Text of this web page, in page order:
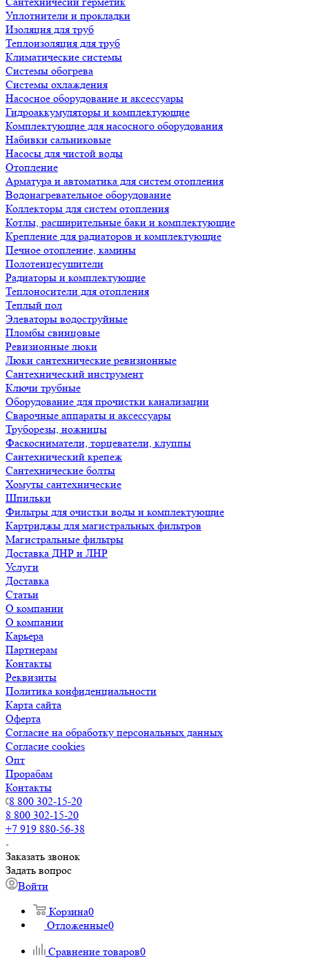
Уплотнители и прокладки
Изоляция для труб
Теплоизоляция для труб
Климатические системы
Системы обогрева
Системы охлаждения
Насосное оборудование и аксессуары
Гидроаккумуляторы и комплектующие
Комплектующие для насосного оборудования
Набивки сальниковые
Насосы для чистой воды
Отопление
Арматура и автоматика для систем отопления
Водонагревательное оборудование
Коллекторы для систем отопления
Котлы, расширительные баки и комплектующие
Крепление для радиаторов и комплектующие
Печное отопление, камины
Полотенцесушители
Радиаторы и комплектующие
Теплоносители для отопления
Теплый пол
Элеваторы водоструйные
Пломбы свинцовые
Ревизионные люки
Люки сантехнические ревизионные
Сантехнический инструмент
Ключи трубные
Оборудование для прочистки канализации
Сварочные аппараты и аксессуары
Труборезы, ножницы
Фаскосниматели, торцеватели, клуппы
Сантехнический крепеж
Сантехнические болты
Хомуты сантехнические
Шпильки
Фильтры для очистки воды и комплектующие
Картриджы для магистральных фильтров
Магистральные фильтры
Доставка ДНР и ЛНР
Услуги
Доставка
Статьи
О компании
О компании
Карьера
Партнерам
Контакты
Реквизиты
Политика конфиденциальности
Карта сайта
Оферта
Согласие на обработку персональных данных
Согласие cookies
Опт
Прорабам
Контакты
8 800 302-15-20
8 800 302-15-20
+7 919 880-56-38
Заказать звонок
Задать вопрос
Войти
Корзина0
Отложенные0
Сравнение товаров0